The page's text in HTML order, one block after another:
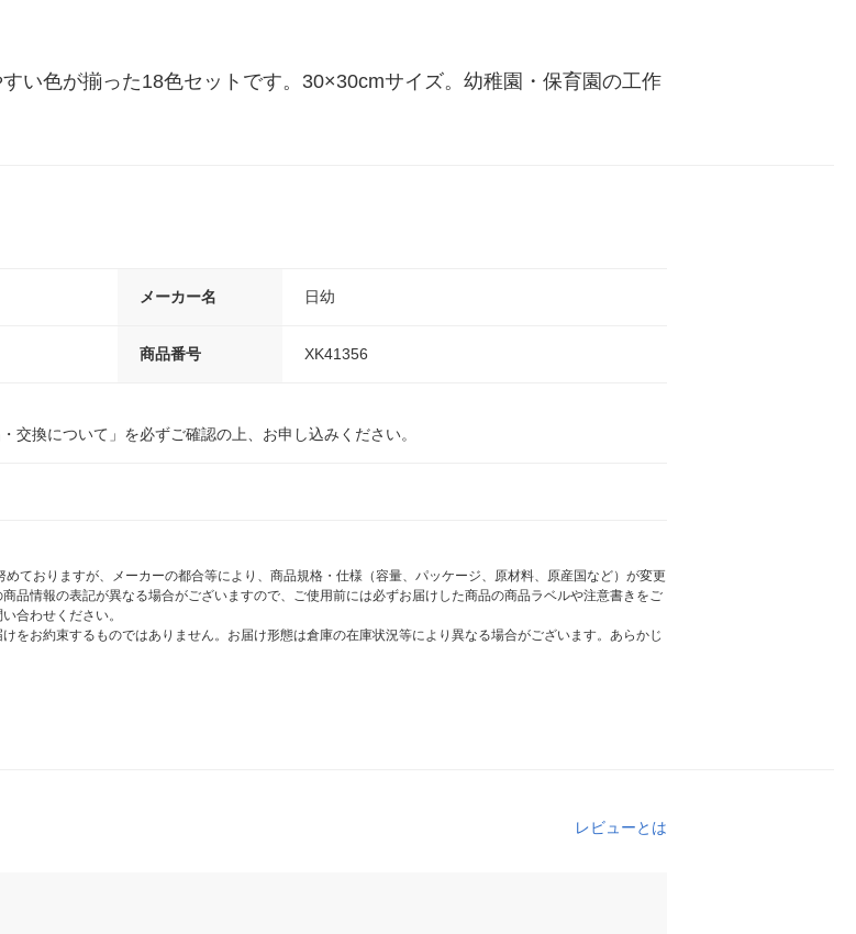
い色が揃った18色セットです。30×30cmサイズ。幼稚園・保育園の工作
メーカー名 日幼
商品番号 XK41356
交換について」を必ずご確認の上、お申し込みください。
ておりますが、メーカーの都合等により、商品規格・仕様（容量、パッケージ、原材料、原産国など）が変更
品情報の表記が異なる場合がございますので、ご使用前には必ずお届けした商品の商品ラベルや注意書きをご
合わせください。
をお約束するものではありません。お届け形態は倉庫の在庫状況等により異なる場合がございます。あらかじ
レビューとは